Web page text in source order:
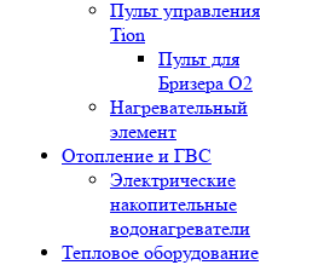
Пульт управления
Tion
Пульт для
Бризера O2
Нагревательный
элемент
Отопление и ГВС
Электрические
накопительные
водонагреватели
Тепловое оборудование